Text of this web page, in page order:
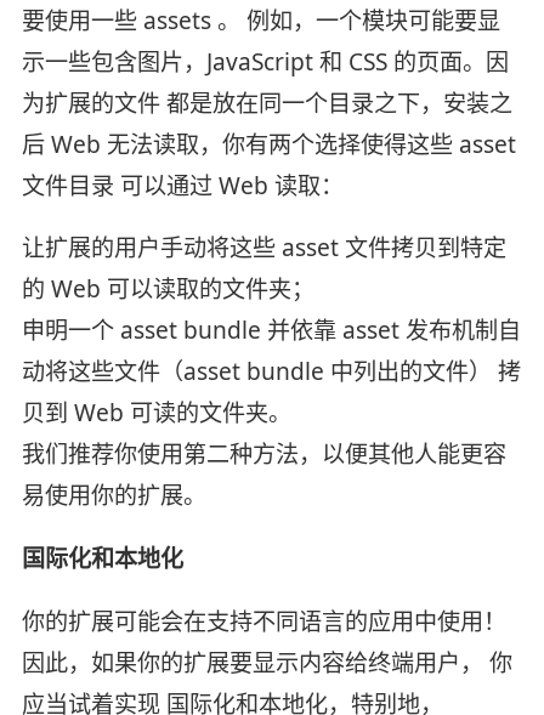
要使用一些 assets 。 例如，一个模块可能要显
示一些包含图片，JavaScript 和 CSS 的页面。因
为扩展的文件 都是放在同一个目录之下，安装之
后 Web 无法读取，你有两个选择使得这些 asset
文件目录 可以通过 Web 读取：
让扩展的用户手动将这些 asset 文件拷贝到特定
的 Web 可以读取的文件夹；
申明一个 asset bundle 并依靠 asset 发布机制自
动将这些文件（asset bundle 中列出的文件） 拷
贝到 Web 可读的文件夹。
我们推荐你使用第二种方法，以便其他人能更容
易使用你的扩展。
国际化和本地化
你的扩展可能会在支持不同语言的应用中使用！
因此，如果你的扩展要显示内容给终端用户， 你
应当试着实现 国际化和本地化，特别地，